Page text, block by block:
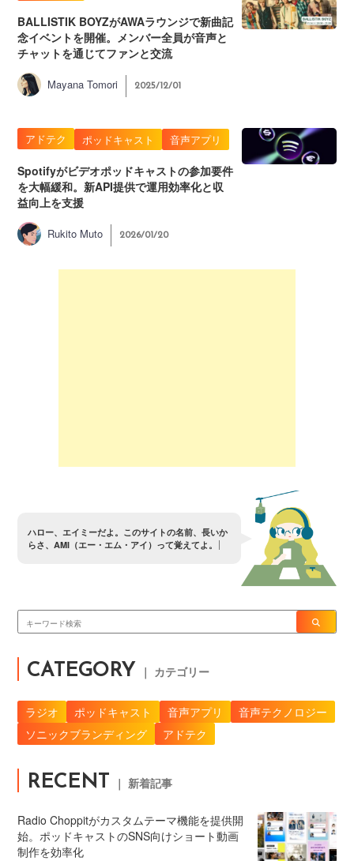
BALLISTIK BOYZがAWAラウンジで新曲記
念イベントを開催。メンバー全員が音声と
チャットを通じてファンと交流
Mayana Tomori 2025/12/01
アドテク ポッドキャスト 音声アプリ
Spotifyがビデオポッドキャストの参加要件
を大幅緩和。新API提供で運用効率化と収
益向上を支援
Rukito Muto 2026/01/20
ハロー、 エイ ミ ーだよ 。 このサイ トの名前、 長いか
らさ 、 AMI（エー・ エム ・ アイ） って覚え て よ 。
CATEGORY ｜ カテゴリー
ラジオ ポッドキャスト 音声アプリ
音声テクノロジー
ソニックブランディング
アドテク
RECENT ｜ 新着記事
Radio Choppitがカスタムテーマ機能を提供開
始。ポッドキャストのSNS向けショート動画
制作を効率化